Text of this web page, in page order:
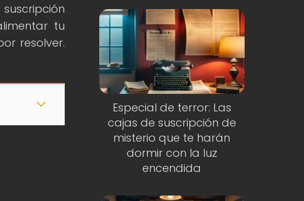
tu
resolver.
Especial de terror: Las
cajas de suscripción de
misterio que te harán
dormir con la luz
encendida